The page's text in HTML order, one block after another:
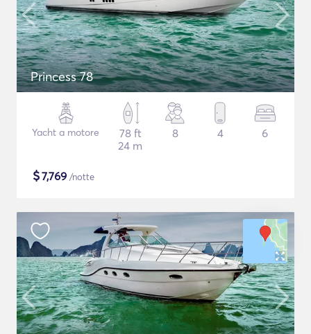
Princess 78
Yacht a motore
78 ft
24 m
8 4 6
$7,769 /notte